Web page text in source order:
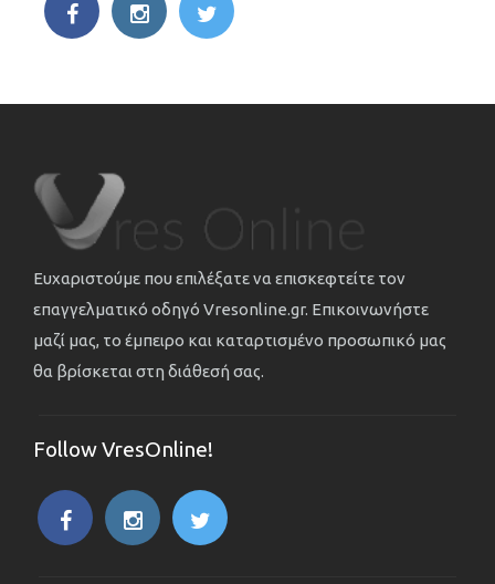
Ευχαριστούμε που επιλέξατε να επισκεφτείτε τον
επαγγελματικό οδηγό Vresonline.gr. Επικοινωνήστε
μαζί μας, το έμπειρο και καταρτισμένο προσωπικό μας
θα βρίσκεται στη διάθεσή σας.
Follow VresOnline!